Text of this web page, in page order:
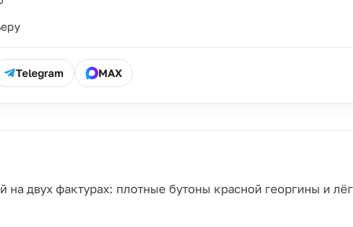
Telegram MAX
двух фактурах: плотные бутоны красной георгины и